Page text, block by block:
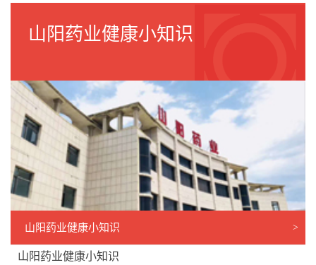
山阳药业健康小知识
山阳药业健康小知识 >
山阳药业健康小知识